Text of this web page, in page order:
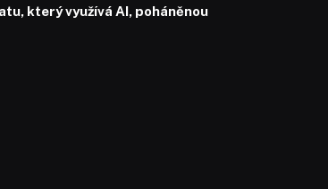
který využívá AI, poháněnou